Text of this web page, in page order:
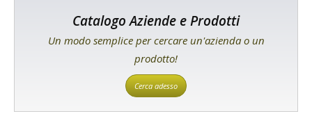
Catalogo Aziende e Prodotti
Un modo semplice per cercare un'azienda o un
prodotto!
Cerca adesso